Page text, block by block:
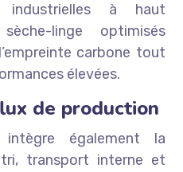
industrielles à haut
linge optimisés
carbone tout
élevées.
de production
intègre également la
transport interne et